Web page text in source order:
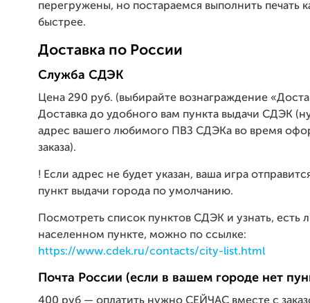
перегружены, но постараемся выполнить печать
быстрее.
Доставка по России
Служба СДЭК
Цена 290 руб. (выбирайте вознаграждение
Доставка до удобного вам пункта выдачи СДЭК
адрес вашего любимого ПВЗ СДЭКа во время
заказа).
! Если адрес не будет указан, ваша игра
пункт выдачи города по умолчанию.
Посмотреть список пунктов СДЭК и узнать, есть
населенном пункте, можно по ссылке:
https://www.cdek.ru/contacts/city-list.html
Почта России (если в вашем городе нет
400 руб — оплатить нужно СЕЙЧАС вместе с